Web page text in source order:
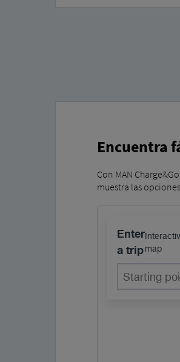
Encuentra
Con MAN
muestra las